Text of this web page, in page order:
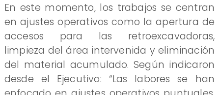
En este momento, los trabajos se centran
en ajustes operativos como la apertura de
accesos para las retroexcavadoras,
limpieza del área intervenida y eliminación
del material acumulado. Según indicaron
desde el Ejecutivo: “Las labores se han